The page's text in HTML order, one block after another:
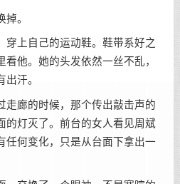
。
上自己的运动鞋。鞋带系好之
他。她的头发依然一丝不乱，
汗。
廊的时候，那个传出敲击声的
的灯灭了。前台的女人看见周斌
任何变化，只是从台面下拿出一